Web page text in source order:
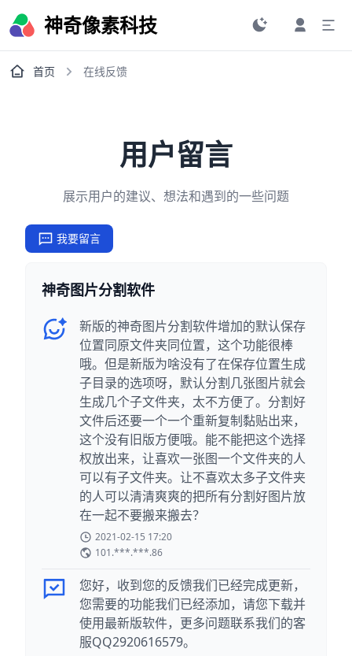
神奇像素科技
首页 在线反馈
用户留言
展示用户的建议、想法和遇到的一些问题
我要留言
神奇图片分割软件
新版的神奇图片分割软件增加的默认保存
位置同原文件夹同位置，这个功能很棒
哦。但是新版为啥没有了在保存位置生成
子目录的选项呀，默认分割几张图片就会
生成几个子文件夹，太不方便了。分割好
文件后还要一个一个重新复制黏贴出来，
这个没有旧版方便哦。能不能把这个选择
权放出来，让喜欢一张图一个文件夹的人
可以有子文件夹。让不喜欢太多子文件夹
的人可以清清爽爽的把所有分割好图片放
在一起不要搬来搬去？
2021-02-15 17:20
101.***.***.86
您好，收到您的反馈我们已经完成更新，
您需要的功能我们已经添加，请您下载并
使用最新版软件，更多问题联系我们的客
服QQ2920616579。